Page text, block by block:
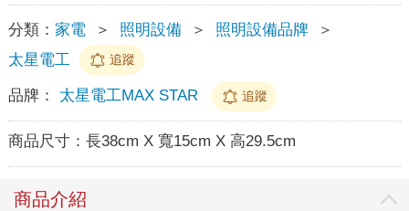
分類： 家電 ＞ 照明設備 ＞ 照明設備品牌
＞
太星電工
追蹤
品牌： 太星電工MAX STAR 追蹤
商品尺寸： 長38cm X 寬15cm X 高29.5cm
商品介紹